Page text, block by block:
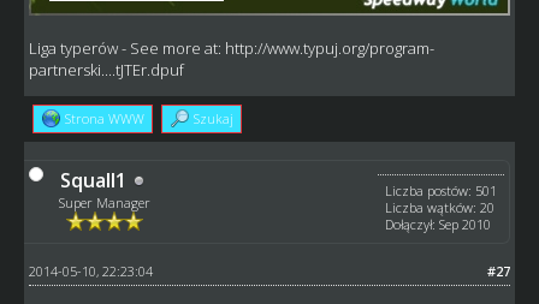
Liga typerów- See more at: http://www.typuj.org/program-
partnerski....tJTEr.dpuf
Strona WWW Szukaj
Squall1
Super Manager
Liczba postów: 501
Liczba wątków: 20
Dołączył: Sep 2010
#27
2014-05-10, 22:23:04